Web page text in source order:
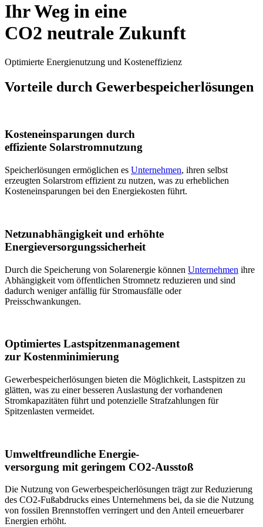
Ihr Weg in eine
CO2 neutrale Zukunft
Optimierte Energienutzung und Kosteneffizienz
Vorteile durch Gewerbespeicherlösungen
Kosteneinsparungen durch
effiziente Solarstromnutzung
Speicherlösungen ermöglichen es Unternehmen, ihren selbst
erzeugten Solarstrom effizient zu nutzen, was zu erheblichen
Kosteneinsparungen bei den Energiekosten führt.
Netzunabhängigkeit und erhöhte
Energieversorgungssicherheit
Durch die Speicherung von Solarenergie können Unternehmen ihre
Abhängigkeit vom öffentlichen Stromnetz reduzieren und sind
dadurch weniger anfällig für Stromausfälle oder
Preisschwankungen.
Optimiertes Lastspitzenmanagement
zur Kostenminimierung
Gewerbespeicherlösungen bieten die Möglichkeit, Lastspitzen zu
glätten, was zu einer besseren Auslastung der vorhandenen
Stromkapazitäten führt und potenzielle Strafzahlungen für
Spitzenlasten vermeidet.
Umweltfreundliche Energie-
versorgung mit geringem CO2-Ausstoß
Die Nutzung von Gewerbespeicherlösungen trägt zur Reduzierung
des CO2-Fußabdrucks eines Unternehmens bei, da sie die Nutzung
von fossilen Brennstoffen verringert und den Anteil erneuerbarer
Energien erhöht.